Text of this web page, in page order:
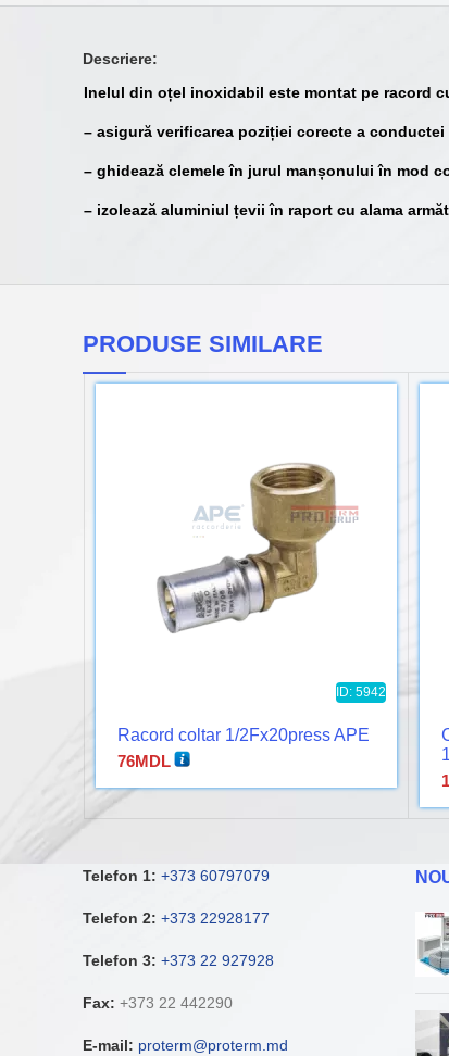
Descriere:
Inelul din oțel inoxidabil este montat pe racord
– asigură verificarea poziției corecte a
– ghidează clemele în jurul manșonului în mod
– izolează aluminiul țevii în raport cu alama
PRODUSE SIMILARE
ID: 5942
Racord coltar 1/2Fx20press APE
76MDL
Telefon 1: +373 60797079
Telefon 2: +373 22928177
Telefon 3: +373 22 927928
Fax: +373 22 442290
E-mail: proterm@proterm.md